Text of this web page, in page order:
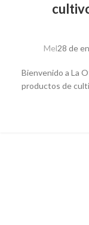
Mel28 de
Bienvenido a La
productos de